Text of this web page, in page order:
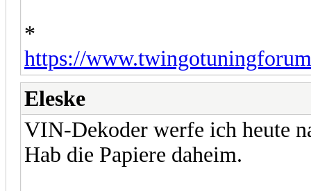
*
https://
Eleske
VIN-Dekoder werfe ich heute
Hab die Papiere daheim.